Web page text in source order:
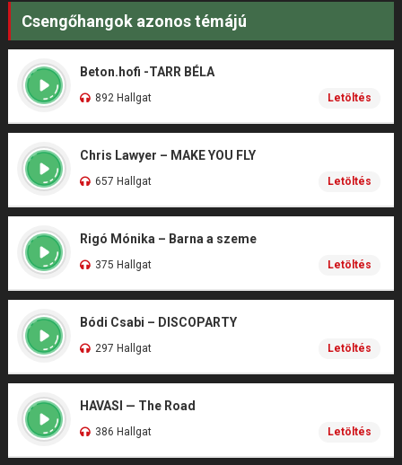
Csengőhangok azonos témájú
Beton.hofi -TARR BÉLA
892 Hallgat Letöltés
Chris Lawyer – MAKE YOU FLY
657 Hallgat Letöltés
Rigó Mónika – Barna a szeme
375 Hallgat Letöltés
Bódi Csabi – DISCOPARTY
297 Hallgat Letöltés
HAVASI — The Road
386 Hallgat Letöltés